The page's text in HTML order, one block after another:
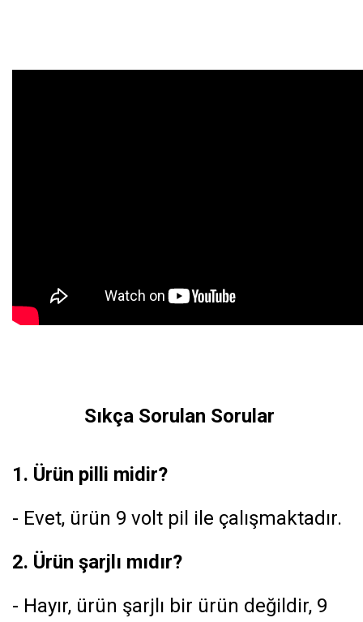
Sıkça Sorulan Sorular
1. Ürün pilli midir?
- Evet, ürün 9 volt pil ile çalışmaktadır.
2. Ürün şarjlı mıdır?
- Hayır, ürün şarjlı bir ürün değildir, 9